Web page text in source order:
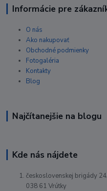
Informácie pre
O nás
Ako nakupovať
Obchodné podmienky
Fotogaléria
Kontakty
Blog
Najčítanejšie na blogu
Kde nás nájdete
československej brigády
038 61 Vrútky